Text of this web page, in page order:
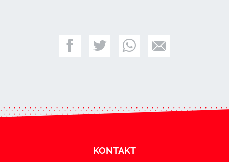
KONTAKT